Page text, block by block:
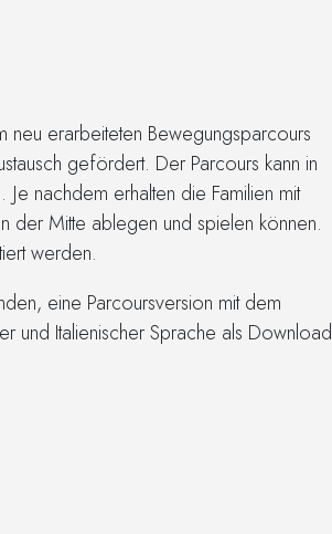
neu erarbeiteten Bewegungsparcours
gefördert. Der Parcours kann in
nachdem erhalten die Familien mit
der Mitte ablegen und spielen können.
werden.
eine Parcoursversion mit dem
und Italienischer Sprache als Download